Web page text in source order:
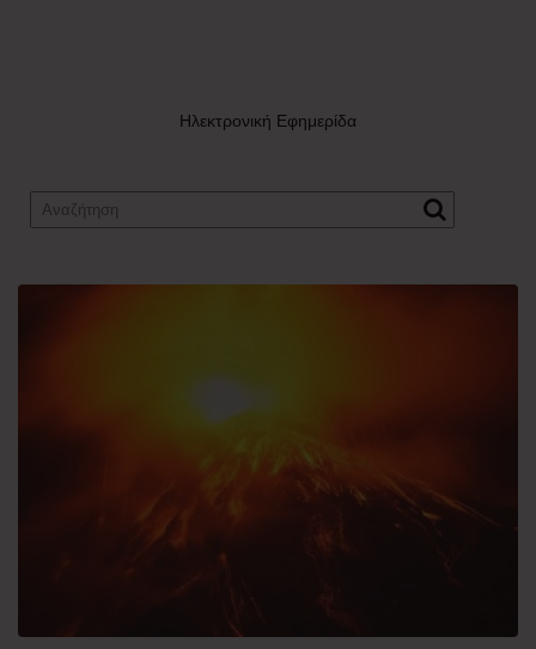
Ηλεκτρονική Εφημερίδα